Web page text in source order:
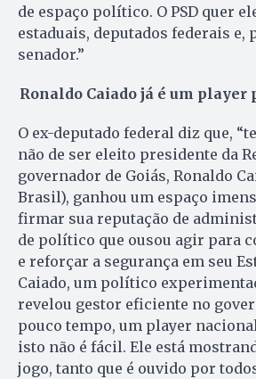
de espaço político. O PSD quer
estaduais, deputados federais e,
senador.”
Ronaldo Caiado já é um
O ex-deputado federal diz que,
não de ser eleito presidente da
governador de Goiás, Ronaldo
Brasil), ganhou um espaço
firmar sua reputação de
de político que ousou agir para
e reforçar a segurança em seu
Caiado, um político
revelou gestor eficiente no
pouco tempo, um player
isto não é fácil. Ele está
jogo, tanto que é ouvido por